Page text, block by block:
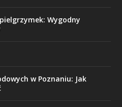
Wygodny
w Poznaniu: Jak